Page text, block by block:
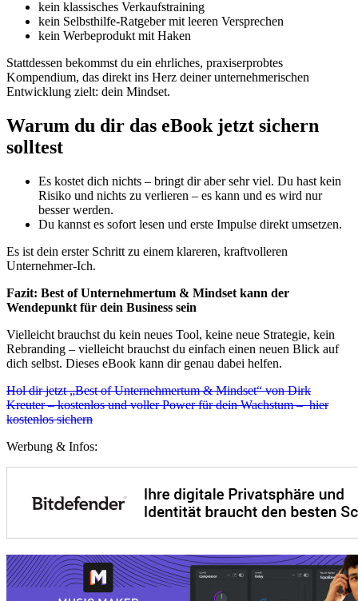
kein klassisches Verkaufstraining
kein Selbsthilfe-Ratgeber mit leeren Versprechen
kein Werbeprodukt mit Haken
Stattdessen bekommst du ein ehrliches, praxiserprobtes
Kompendium, das direkt ins Herz deiner unternehmerischen
Entwicklung zielt: dein Mindset.
Warum du dir das eBook jetzt sichern
solltest
Es kostet dich nichts – bringt dir aber sehr viel. Du hast kein
Risiko und nichts zu verlieren – es kann und es wird nur
besser werden.
Du kannst es sofort lesen und erste Impulse direkt umsetzen.
Es ist dein erster Schritt zu einem klareren, kraftvolleren
Unternehmer-Ich.
Fazit: Best of Unternehmertum & Mindset kann der
Wendepunkt für dein Business sein
Vielleicht brauchst du kein neues Tool, keine neue Strategie, kein
Rebranding – vielleicht brauchst du einfach einen neuen Blick auf
dich selbst. Dieses eBook kann dir genau dabei helfen.
Hol dir jetzt „Best of Unternehmertum & Mindset“ von Dirk
Kreuter – kostenlos und voller Power für dein Wachstum – hier
kostenlos sichern
Werbung & Infos: